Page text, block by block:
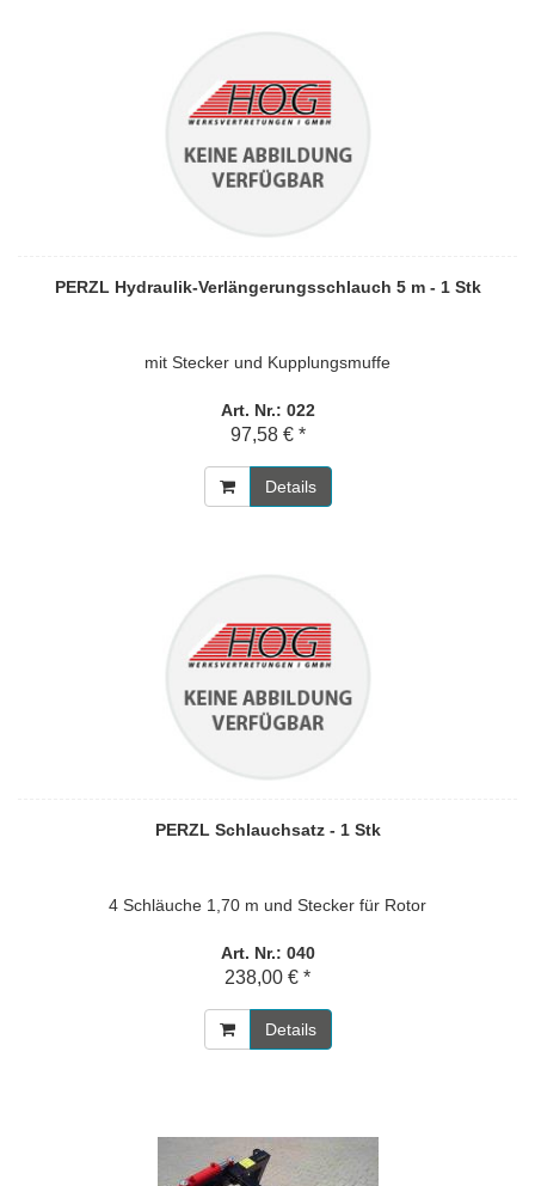
PERZL Hydraulik-Verlängerungsschlauch 5 m - 1 Stk
mit Stecker und Kupplungsmuffe
Art. Nr.: 022
97,58 € *
Details
PERZL Schlauchsatz - 1 Stk
4 Schläuche 1,70 m und Stecker für Rotor
Art. Nr.: 040
238,00 € *
Details